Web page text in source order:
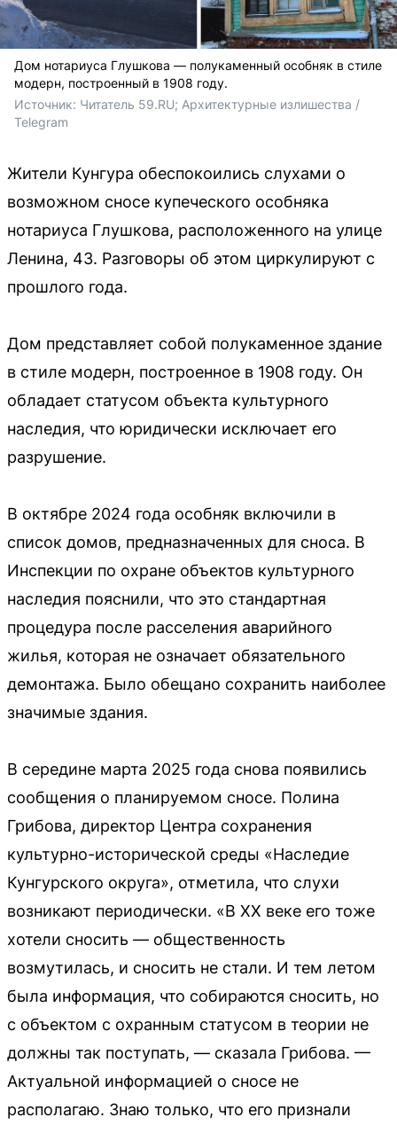
Дом нотариуса Глушкова — полукаменный особняк в стиле
модерн, построенный в 1908 году.
Источник: Читатель 59.RU; Архитектурные излишества /
Telegram
Жители Кунгура обеспокоились слухами о
возможном сносе купеческого особняка
нотариуса Глушкова, расположенного на улице
Ленина, 43. Разговоры об этом циркулируют с
прошлого года.
Дом представляет собой полукаменное здание
в стиле модерн, построенное в 1908 году. Он
обладает статусом объекта культурного
наследия, что юридически исключает его
разрушение.
В октябре 2024 года особняк включили в
список домов, предназначенных для сноса. В
Инспекции по охране объектов культурного
наследия пояснили, что это стандартная
процедура после расселения аварийного
жилья, которая не означает обязательного
демонтажа. Было обещано сохранить наиболее
значимые здания.
В середине марта 2025 года снова появились
сообщения о планируемом сносе. Полина
Грибова, директор Центра сохранения
культурно-исторической среды «Наследие
Кунгурского округа», отметила, что слухи
возникают периодически. «В XX веке его тоже
хотели сносить — общественность
возмутилась, и сносить не стали. И тем летом
была информация, что собираются сносить, но
с объектом с охранным статусом в теории не
должны так поступать, — сказала Грибова. —
Актуальной информацией о сносе не
располагаю. Знаю только, что его признали